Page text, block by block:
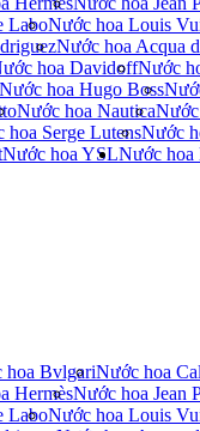
LaboNước hoa Louis
Nước hoa Acqua
hoa DavidoffNước
Nước hoa Hugo Boss
Nước hoa Nautica
hoa Serge LutensNước
Nước hoa YSLNước hoa
hoa BvlgariNước hoa
HermèsNước hoa Jean
LaboNước hoa Louis